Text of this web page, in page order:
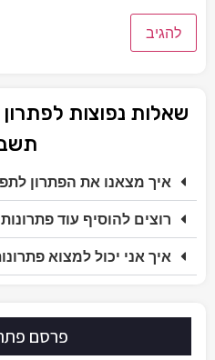
שאלות נפוצות
איך מצאנו את הפתרון
רוצים להוסיף עוד
איך אני יכול למצוא
פרסם